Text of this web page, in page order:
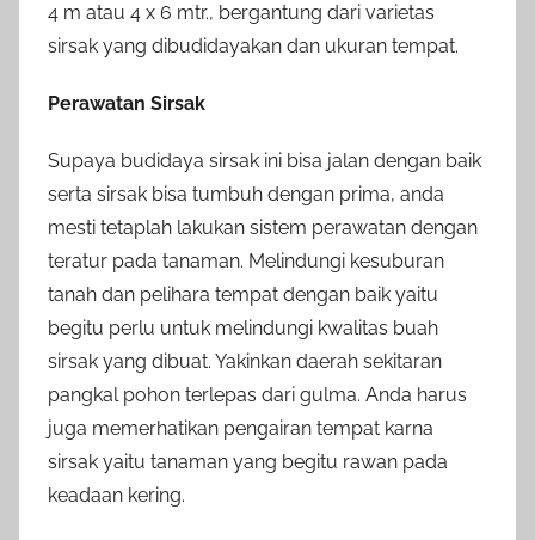
4 m atau 4 x 6 mtr., bergantung dari varietas
sirsak yang dibudidayakan dan ukuran tempat.
Perawatan Sirsak
Supaya budidaya sirsak ini bisa jalan dengan baik
serta sirsak bisa tumbuh dengan prima, anda
mesti tetaplah lakukan sistem perawatan dengan
teratur pada tanaman. Melindungi kesuburan
tanah dan pelihara tempat dengan baik yaitu
begitu perlu untuk melindungi kwalitas buah
sirsak yang dibuat. Yakinkan daerah sekitaran
pangkal pohon terlepas dari gulma. Anda harus
juga memerhatikan pengairan tempat karna
sirsak yaitu tanaman yang begitu rawan pada
keadaan kering.